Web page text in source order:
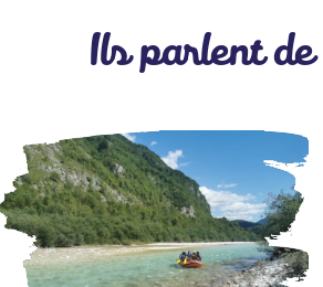
Ils parlent